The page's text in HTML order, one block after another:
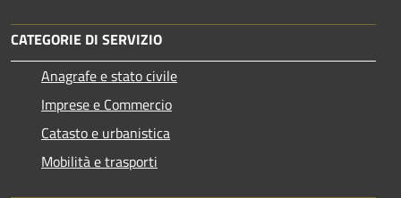
CATEGORIE DI SERVIZIO
Anagrafe e stato civile
Imprese e Commercio
Catasto e urbanistica
Mobilità e trasporti